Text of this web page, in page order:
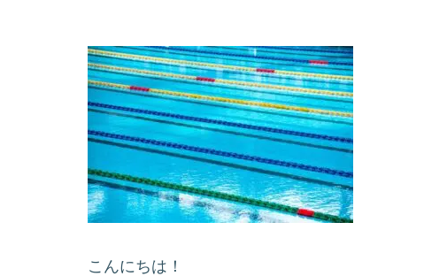
こんにちは！